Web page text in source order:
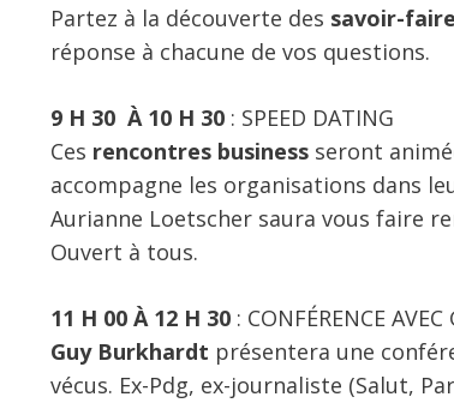
Partez à la découverte des savoir-
réponse à chacune de vos questions.
9 H 30 À 10 H 30 : SPEED DATING
Ces rencontres business seront
accompagne les organisations dans
Aurianne Loetscher saura vous faire
Ouvert à tous.
11 H 00 À 12 H 30 : CONFÉRENCE
Guy Burkhardt présentera une
vécus. Ex-Pdg, ex-journaliste (Salut,